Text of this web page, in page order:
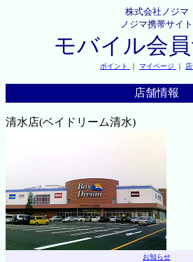
株式会社ノジマ
ノジマ携帯サイト
モバイル会
ポイント ｜ マイページ ｜
店舗情報
清水店(ベイドリーム清水)
お知らせ